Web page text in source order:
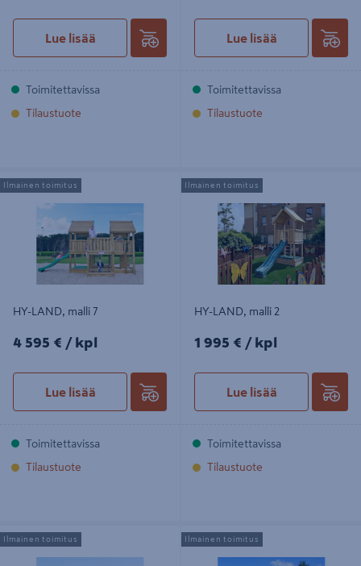
Lue lisää
Toimitettavissa
Tilaustuote
Lue lisää
Toimitettavissa
Tilaustuote
HY-LAND, malli 7
HY-LAND, malli 7
4595€/kpl
4 595 € / kpl
Lue lisää
Ilmainen toimitus
Toimitettavissa
Tilaustuote
HY-LAND, malli 2
HY-LAND, malli 2
1995€/kpl
1 995 € / kpl
Lue lisää
Ilmainen toimitus
Toimitettavissa
Tilaustuote
HY-LAND, malli 5
Ilmainen toimitus
HY-LAND, malli 3 Q
Ilmainen toimitus